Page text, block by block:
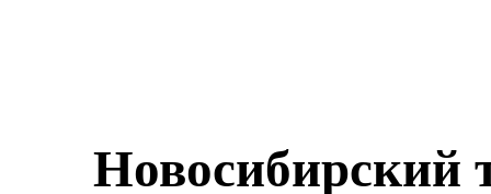
Новосибирский